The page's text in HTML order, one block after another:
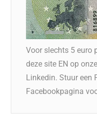
Voor slechts 5 euro
deze site EN op
Linkedin. Stuur een
Facebookpagina